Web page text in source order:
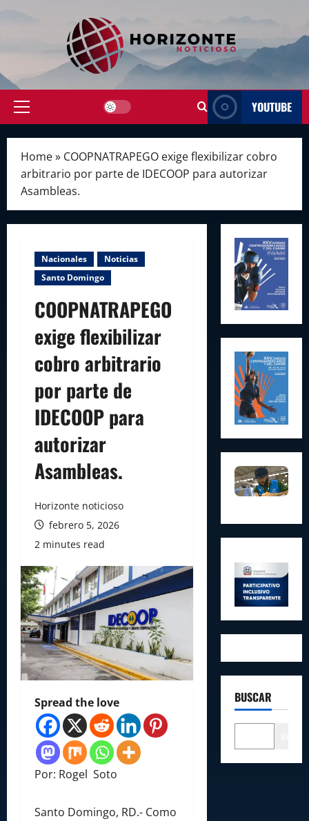
Primary
YOUTUBE
Home» COOPNATRAPEGO exige flexibilizar cobro
arbitrario por parte de IDECOOP para autorizar
Asambleas.
Nacionales
Noticias
Santo Domingo
COOPNATRAPEGO
exige flexibilizar
cobro arbitrario
por parte de
IDECOOP para
autorizar
Asambleas.
Horizonte noticioso
febrero 5, 2026
2 minutes read
Spread the love
Por: Rogel Soto
Santo Domingo, RD.- Como
BUSCAR